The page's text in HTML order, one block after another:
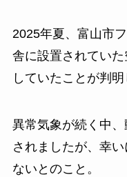
2025年夏、富山市
舎に設置されてい
していたことが判明
異常気象が続く中
されましたが、幸
ないとのこと。